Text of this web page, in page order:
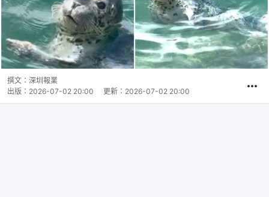
撰文： 深圳報業
出版： 2026-07-02 20:00 更新： 2026-07-02 20:00